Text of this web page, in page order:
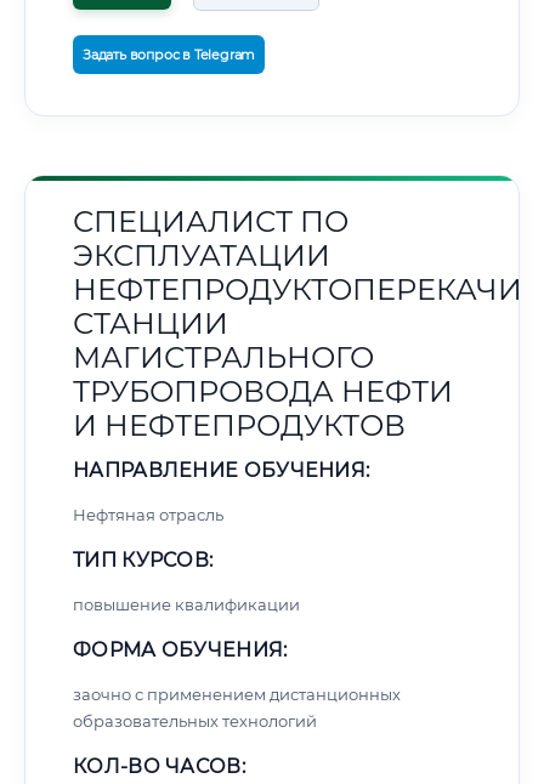
Задать вопрос в Telegram
СПЕЦИАЛИСТ ПО
ЭКСПЛУАТАЦИИ
СТАНЦИИ
МАГИСТРАЛЬНОГО
ТРУБОПРОВОДА НЕФТИ
И НЕФТЕПРОДУКТОВ
НАПРАВЛЕНИЕ ОБУЧЕНИЯ:
Нефтяная отрасль
ТИП КУРСОВ:
повышение квалификации
ФОРМА ОБУЧЕНИЯ:
заочно с применением дистанционных
образовательных технологий
КОЛ-ВО ЧАСОВ: